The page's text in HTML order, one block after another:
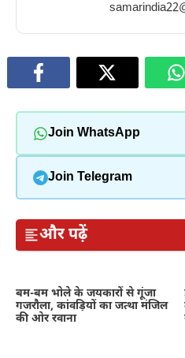
Join WhatsApp
Join Telegram
और पढ़ें
बम-बम भोले के जयकारों से गूंजा
गजरौला, कांवड़ियों का जत्था मंजिल
की ओर रवाना